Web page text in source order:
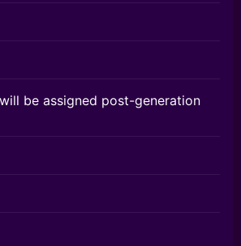
be assigned post-generation